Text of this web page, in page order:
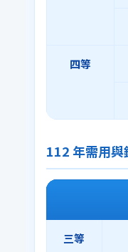
四等
112 年需用與
三等